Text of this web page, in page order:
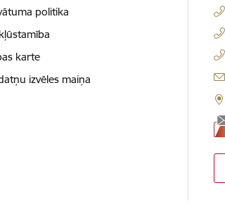
politika
karte
izvēles maiņa